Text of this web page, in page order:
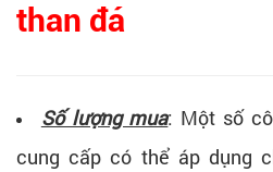
than đá
Số lượng mua: Một số
cung cấp có thể áp dụng